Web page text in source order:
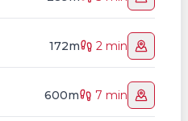
172m 2 min
600m 7 min